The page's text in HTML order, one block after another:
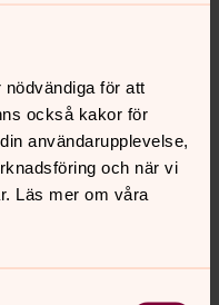
för att
också kakor för
användarupplevelse,
och när vi
Läs mer om våra
människor i kyrkan.